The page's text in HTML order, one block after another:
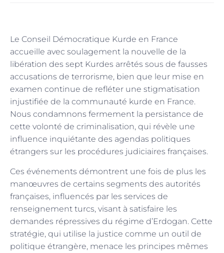
Le Conseil Démocratique Kurde en France
accueille avec soulagement la nouvelle de la
libération des sept Kurdes arrêtés sous de fausses
accusations de terrorisme, bien que leur mise en
examen continue de refléter une stigmatisation
injustifiée de la communauté kurde en France.
Nous condamnons fermement la persistance de
cette volonté de criminalisation, qui révèle une
influence inquiétante des agendas politiques
étrangers sur les procédures judiciaires françaises.
Ces événements démontrent une fois de plus les
manœuvres de certains segments des autorités
françaises, influencés par les services de
renseignement turcs, visant à satisfaire les
demandes répressives du régime d’Erdogan. Cette
stratégie, qui utilise la justice comme un outil de
politique étrangère, menace les principes mêmes